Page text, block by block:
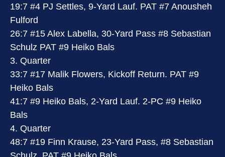
19:7 #4 PJ Settles, 9-Yard Lauf. PAT #7 Anousheh
Fulford
26:7 #15 Alex Labella, 30-Yard Pass #8 Sebastian
Schulz PAT #9 Heiko Bals
3. Quarter
33:7 #17 Malik Flowers, Kickoff Return. PAT #9
Heiko Bals
41:7 #9 Heiko Bals, 2-Yard Lauf. 2-PC #9 Heiko
Bals
4. Quarter
48:7 #19 Finn Krause, 23-Yard Pass, #8 Sebastian